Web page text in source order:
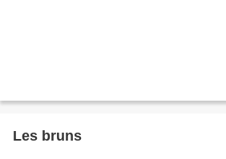
Les bruns